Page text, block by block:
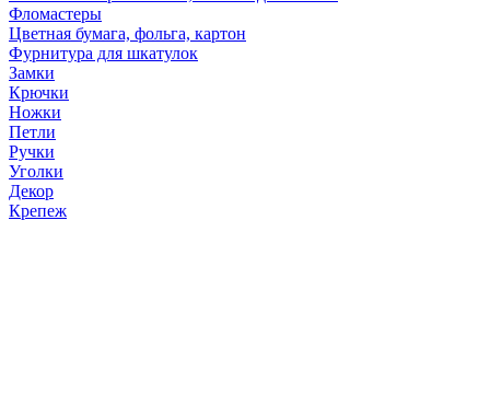
Фломастеры
Цветная бумага, фольга, картон
Фурнитура для шкатулок
Замки
Крючки
Ножки
Петли
Ручки
Уголки
Декор
Крепеж